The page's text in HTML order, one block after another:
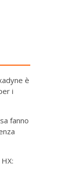
è
i
fanno